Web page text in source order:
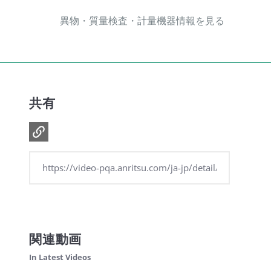
異物・質量検査・計量機器情報を見る
共有
関連動画
In Latest Videos